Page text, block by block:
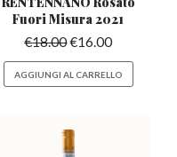
Fuori Misura 2021
€18.00€16.00
AGGIUNGI AL CARRELLO